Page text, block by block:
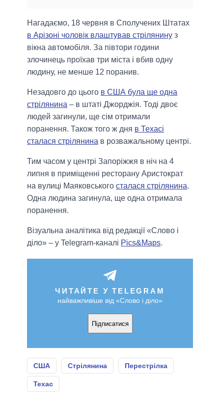
Нагадаємо, 18 червня в Сполучених Штатах
в Арізоні чоловік влаштував стрілянину з
вікна автомобіля. За півтори години
злочинець проїхав три міста і вбив одну
людину, не менше 12 поранив.
Незадовго до цього в США була ще одна
стрілянина – в штаті Джорджія. Тоді двоє
людей загинули, ще сім отримали
поранення. Також того ж дня в Техасі
сталася стрілянина в розважальному центрі.
Тим часом у центрі Запоріжжя в ніч на 4
липня в приміщенні ресторану Аристократ
на вулиці Маяковського сталася стрілянина.
Одна людина загинула, ще одна отримала
поранення.
Візуальна аналітика від редакції «Слово і
діло» – у Telegram-каналі Pics&Maps.
ЧИТАЙТЕ У TELEGRAM
найважливіше від «Слово і діло»
Підписатися
США Стрілянина Перестрілка
Техас